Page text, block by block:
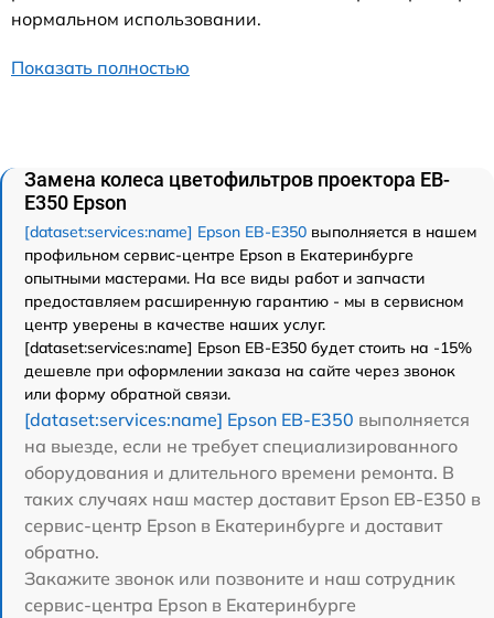
нормальном использовании.
Показать полностью
Замена колеса цветофильтров проектора EB-
E350 Epson
[dataset:services:name] Epson EB-E350 выполняется в нашем
профильном сервис-центре Epson в Екатеринбурге
опытными мастерами. На все виды работ и запчасти
предоставляем расширенную гарантию - мы в сервисном
центр уверены в качестве наших услуг.
[dataset:services:name] Epson EB-E350 будет стоить на -15%
дешевле при оформлении заказа на сайте через звонок
или форму обратной связи.
[dataset:services:name] Epson EB-E350 выполняется
на выезде, если не требует специализированного
оборудования и длительного времени ремонта. В
таких случаях наш мастер доставит Epson EB-E350 в
сервис-центр Epson в Екатеринбурге и доставит
обратно.
Закажите звонок или позвоните и наш сотрудник
сервис-центра Epson в Екатеринбурге